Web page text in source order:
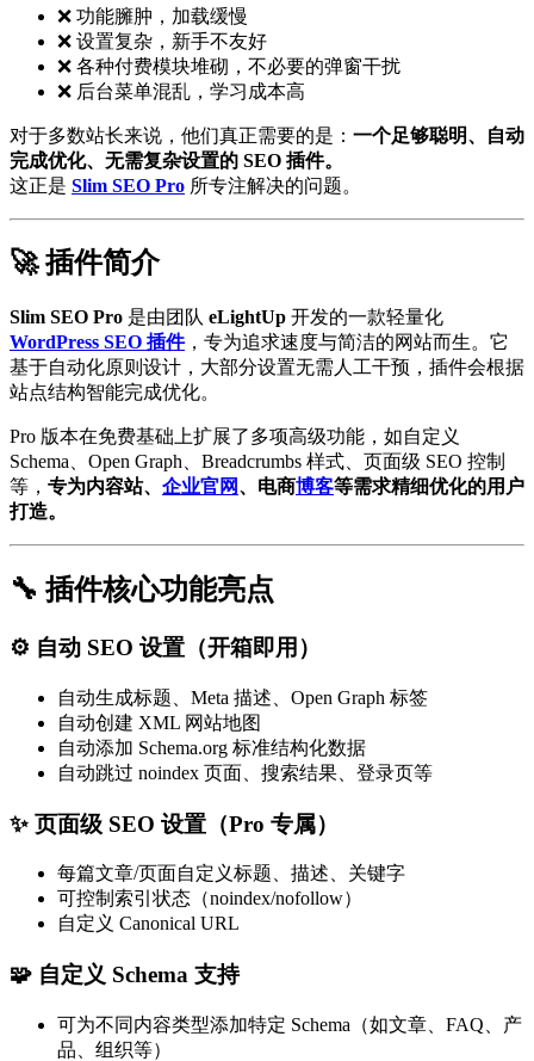
❌ 功能臃肿，加载缓慢
❌ 设置复杂，新手不友好
❌ 各种付费模块堆砌，不必要的弹窗干扰
❌ 后台菜单混乱，学习成本高
对于多数站长来说，他们真正需要的是： 一个足够聪明、自动
完成优化、无需复杂设置的 SEO 插件。
这正是 Slim SEO Pro 所专注解决的问题。
🚀 插件简介
Slim SEO Pro 是由团队 eLightUp 开发的一款轻量化
WordPress SEO 插件，专为追求速度与简洁的网站而生。它
基于自动化原则设计，大部分设置无需人工干预，插件会根据
站点结构智能完成优化。
Pro 版本在免费基础上扩展了多项高级功能，如自定义
Schema、Open Graph、Breadcrumbs 样式、页面级 SEO 控制
等， 专为内容站、 企业官网、电商博客等需求精细优化的用户
打造。
🔧 插件核心功能亮点
⚙️ 自动 SEO 设置（开箱即用）
自动生成标题、Meta 描述、Open Graph 标签
自动创建 XML 网站地图
自动添加 Schema.org 标准结构化数据
自动跳过 noindex 页面、搜索结果、登录页等
✨ 页面级 SEO 设置（Pro 专属）
每篇文章/页面自定义标题、描述、关键字
可控制索引状态（noindex/nofollow）
自定义 Canonical URL
🧩 自定义 Schema 支持
可为不同内容类型添加特定 Schema（如文章、FAQ、产
品、组织等）